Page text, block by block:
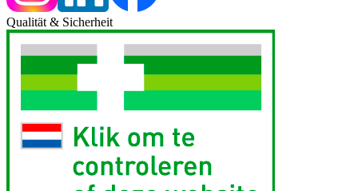
Qualität & Sicherheit